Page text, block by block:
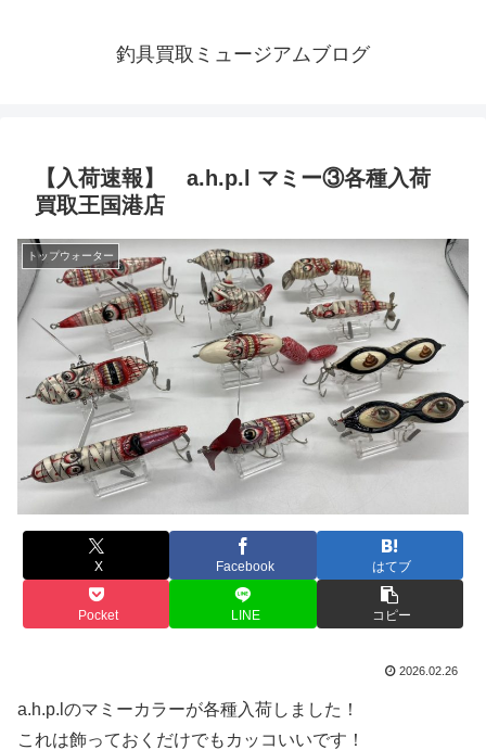
釣具買取ミュージアムブログ
【入荷速報】 a.h.p.l マミー③各種入荷
買取王国港店
トップウォーター
X Facebook はてブ
Pocket LINE コピー
2026.02.26
a.h.p.lのマミーカラーが各種入荷しました！
これは飾っておくだけでもカッコいいです！